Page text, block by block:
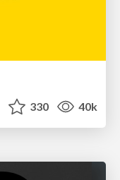
330 40k